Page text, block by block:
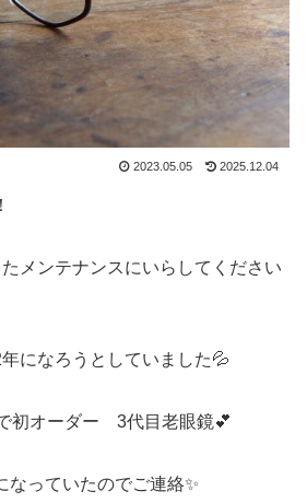
2023.05.05 2025.12.04
メンテナンスにいらしてください
になろうとしていました💦
初オーダー 3代目老眼鏡💕
なっていたのでご連絡✨